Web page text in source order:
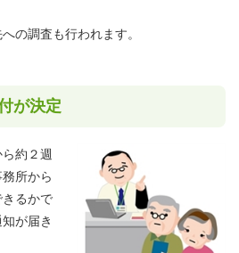
の調査も行われます。
が決定
約２週
所から
るかで
が届き